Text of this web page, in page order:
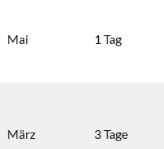
Mai 1 Tag
März 3 Tage